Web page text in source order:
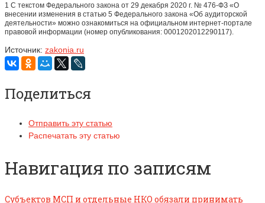
1 С текстом Федерального закона от 29 декабря 2020 г. № 476-ФЗ «О
внесении изменения в статью 5 Федерального закона «Об аудиторской
деятельности» можно ознакомиться на официальном интернет-портале
правовой информации (номер опубликования: 0001202012290117).
Источник: zakonia.ru
Поделиться
Отправить эту статью
Распечатать эту статью
Навигация по записям
Субъектов МСП и отдельные НКО обязали принимать